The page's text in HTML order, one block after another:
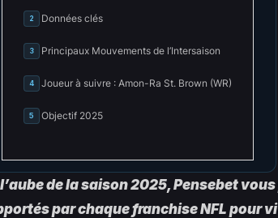
2 Données clés
3 Principaux Mouvements de l’Intersaison
4 Joueur à suivre : Amon-Ra St. Brown (WR)
5 Objectif 2025
de la saison 2025, Pensebet
par chaque franchise NFL pour